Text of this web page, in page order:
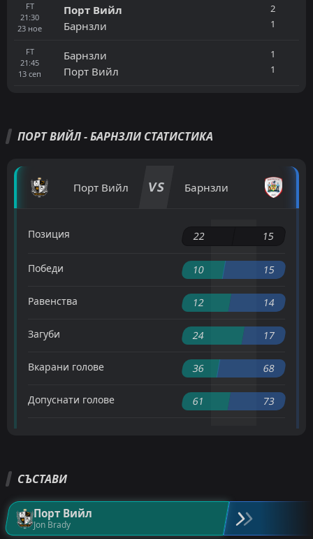
FT
21:30
23 ное
Порт Вийл
Барнзли
2
1
FT
21:45
13 сеп
Барнзли
Порт Вийл
1
1
ПОРТ ВИЙЛ - БАРНЗЛИ СТАТИСТИКА
Порт Вийл VS Барнзли
Позиция 22 15
Победи 10 15
Равенства 12 14
Загуби 24 17
Вкарани голове 36 68
Допуснати голове 61 73
СЪСТАВИ
Порт Вийл
Jon Brady